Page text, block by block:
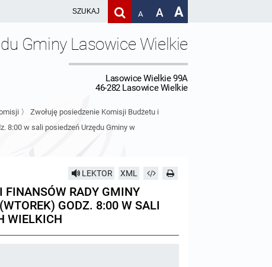
A A A
Gminy Lasowice Wielkie
Lasowice Wielkie 99A
46-282 Lasowice Wielkie
〉 Zwołuję posiedzenie Komisji Budżetu i
8:00 w sali posiedzeń Urzędu Gminy w
LEKTOR XML
FINANSÓW RADY GMINY
GODZ. 8:00 W SALI
WIELKICH